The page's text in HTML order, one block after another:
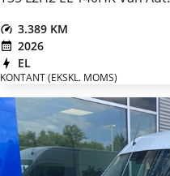
3.389 KM
2026
EL
KONTANT (EKSKL. MOMS)